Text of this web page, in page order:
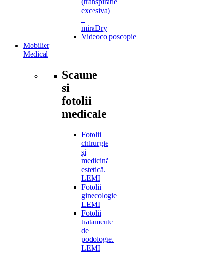
(transpiratie
excesiva)
–
miraDry
Videocolposcopie
Mobilier
Medical
Scaune
si
fotolii
medicale
Fotolii
chirurgie
și
medicină
estetică.
LEMI
Fotolii
ginecologie
LEMI
Fotolii
tratamente
de
podologie.
LEMI